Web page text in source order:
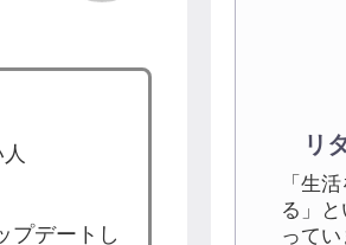
プデートし
リ
「生
る」
って